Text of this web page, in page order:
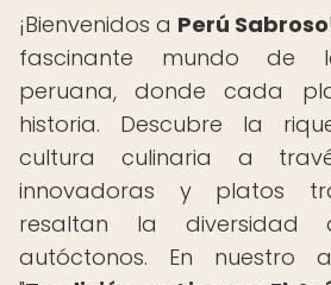
¡Bienvenidos a Perú Sabroso
fascinante mundo de
peruana, donde cada
historia. Descubre la
cultura culinaria a
innovadoras y platos
resaltan la diversidad
autóctonos. En nuestro